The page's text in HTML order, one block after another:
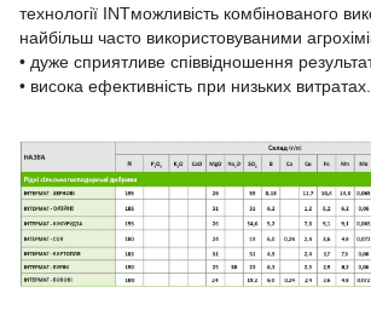
технології INTможливість комбінованого
найбільш часто використовуваними
• дуже сприятливе співвідношення
• висока ефективність при низьких витратах.